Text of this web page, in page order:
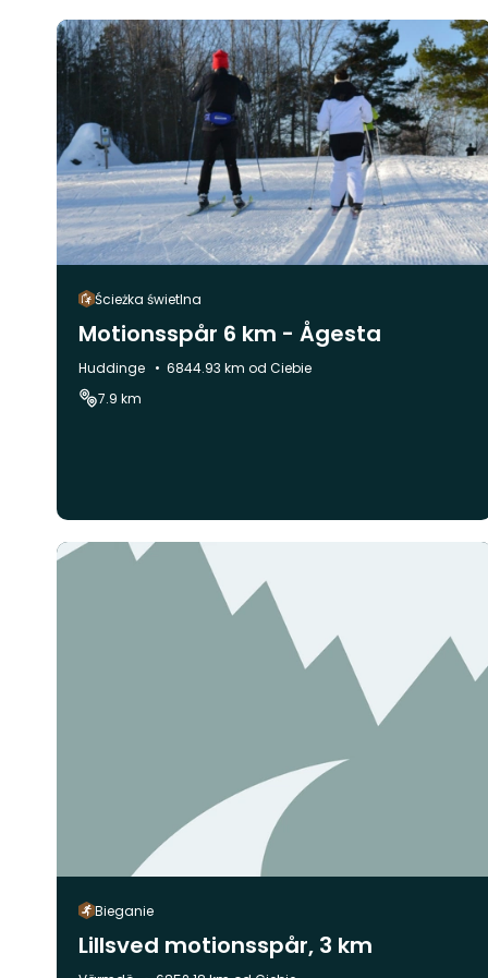
Ścieżka świetlna
Motionsspår 6 km - Ågesta
Gmina:
Huddinge
6844.93 km od Ciebie
7.9 km
Bieganie
Lillsved motionsspår, 3 km